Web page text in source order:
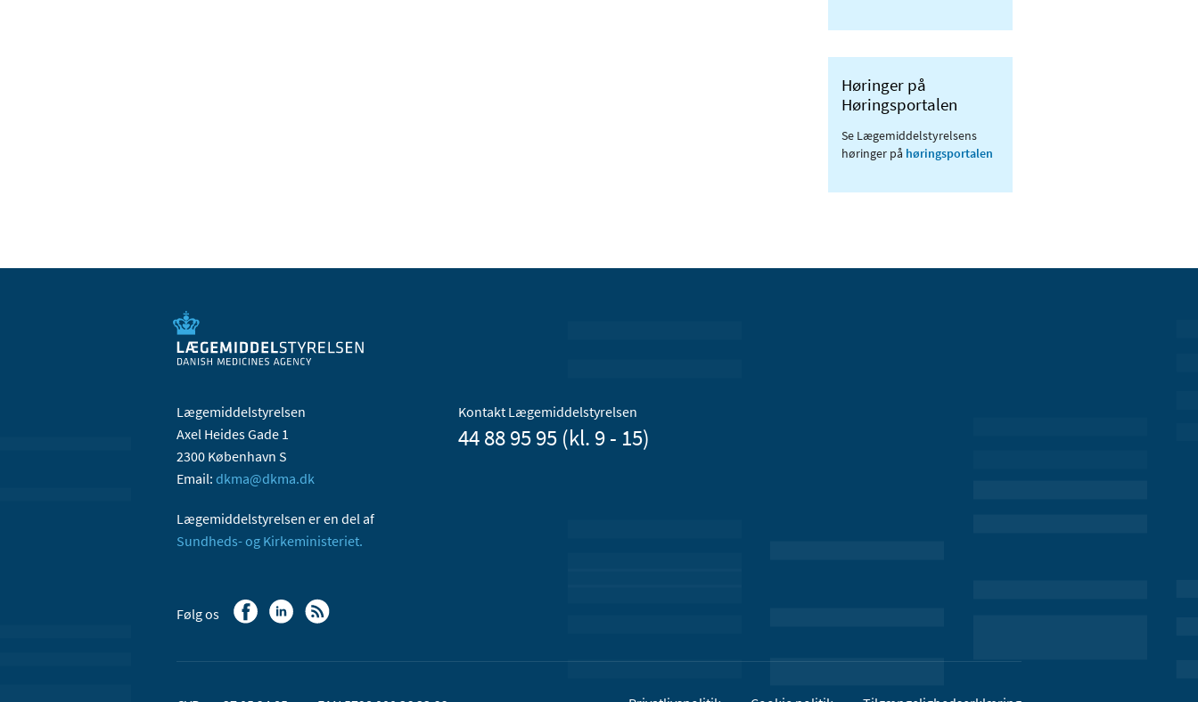
Høringer på
Høringsportalen
Se Lægemiddelstyrelsens
høringer på høringsportalen
Lægemiddelstyrelsen
Axel Heides Gade 1
2300 København S
Email: dkma@dkma.dk
Lægemiddelstyrelsen er en del af
Sundheds- og Kirkeministeriet.
Kontakt Lægemiddelstyrelsen
44 88 95 95 (kl. 9 - 15)
Følg os